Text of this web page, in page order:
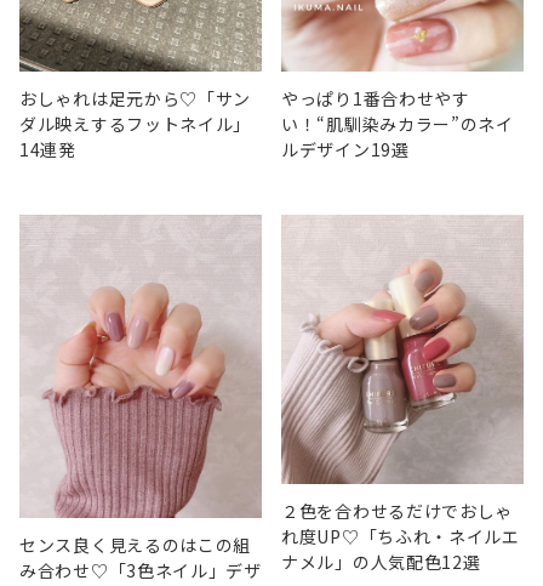
おしゃれは足元から♡「サン
ダル映えするフットネイル」
14連発
やっぱり1番合わせやす
い！“肌馴染みカラー”のネイ
ルデザイン19選
センス良く見えるのはこの組
み合わせ♡「3色ネイル」デザ
２色を合わせるだけでおしゃ
れ度UP♡「ちふれ・ネイルエ
ナメル」の人気配色12選